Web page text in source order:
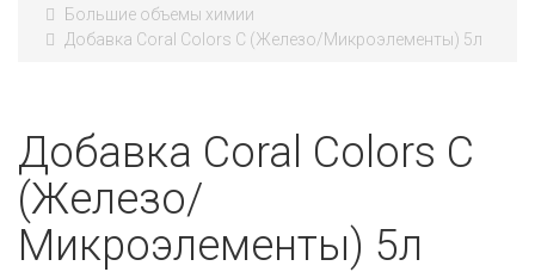
Большие объемы химии
Добавка Coral Colors C (Железо/Микроэлементы) 5л
Добавка Coral Colors C
(Железо/
Микроэлементы) 5л